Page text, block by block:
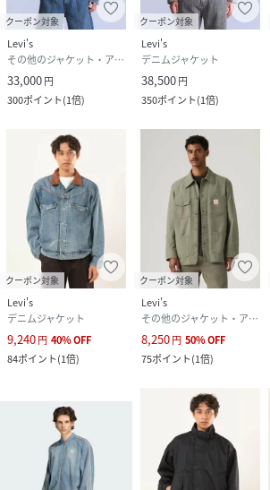
クーポン対象
Levi's
その他のジャケット・アウター
33,000円
300ポイント(1倍)
クーポン対象
Levi's
デニムジャケット
38,500円
350ポイント(1倍)
クーポン対象
Levi's
デニムジャケット
9,240円 40%OFF
84ポイント(1倍)
クーポン対象
Levi's
その他のジャケット・アウター
8,250円 50%OFF
75ポイント(1倍)